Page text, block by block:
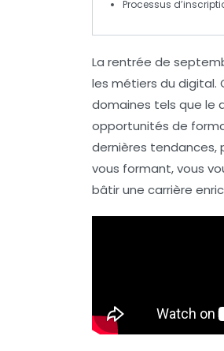
Processus
La rentrée de
les métiers du digital.
domaines tels que le
opportunités de
dernières tendances,
vous formant, vous
bâtir une carrière